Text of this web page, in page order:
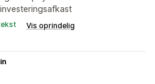
Vis oprindelig